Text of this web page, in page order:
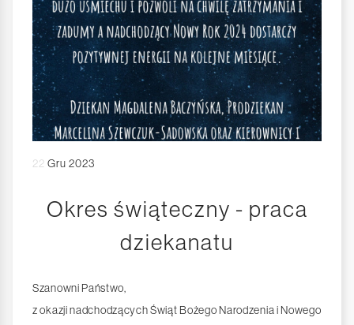
22 Gru 2023
Okres świąteczny - praca
dziekanatu
Szanowni Państwo,
z okazji nadchodzących Świąt Bożego Narodzenia i Nowego